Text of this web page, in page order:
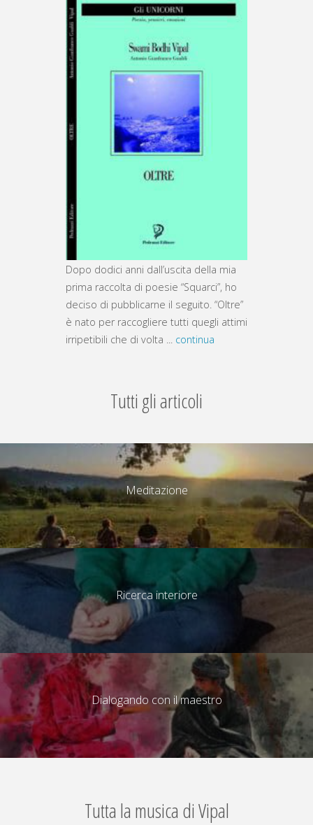
Dopo dodici anni dall’uscita della mia
prima raccolta di poesie “Squarci”, ho
deciso di pubblicarne il seguito. “Oltre”
è nato per raccogliere tutti quegli attimi
irripetibili che di volta ... continua
Tutti gli articoli
Meditazione
Ricerca interiore
Dialogando con il maestro
Tutta la musica di Vipal